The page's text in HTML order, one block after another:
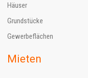
Häuser
Grundstücke
Gewerbeflächen
Mieten